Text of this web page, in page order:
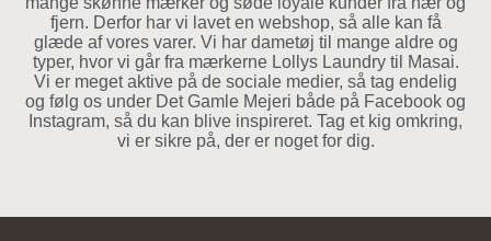
fjern. Derfor har vi lavet en webshop, så alle kan få
glæde af vores varer. Vi har dametøj til mange aldre og
typer, hvor vi går fra mærkerne Lollys Laundry til Masai.
Vi er meget aktive på de sociale medier, så tag endelig
og følg os under Det Gamle Mejeri både på Facebook og
Instagram, så du kan blive inspireret. Tag et kig omkring,
vi er sikre på, der er noget for dig.